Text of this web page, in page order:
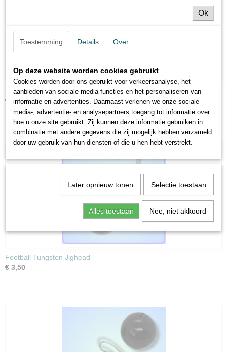
Lood Jighead 5g - 20 g
€ 1,00
Football Tungsten Jighead
€ 3,50
Ok
Toestemming Details Over
Op deze website worden cookies gebruikt
Cookies worden door ons gebruikt voor verkeersanalyse, het
aanbieden van sociale media-functies en het personaliseren van
informatie en advertenties. Daarnaast verlenen we onze sociale
media-, advertentie- en analysepartners toegang tot informatie over
hoe u onze site gebruikt. Zij kunnen deze informatie gebruiken in
combinatie met andere gegevens die zij mogelijk hebben verzameld
door uw gebruik van hun diensten of die u hen hebt verstrekt.
Later opnieuw tonen Selectie toestaan
Alles toestaan Nee, niet akkoord